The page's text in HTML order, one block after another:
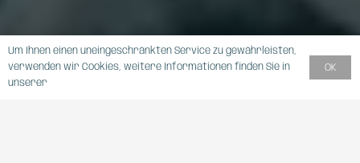
Um Ihnen einen uneingeschränkten Service zu gewährleisten,
verwenden wir Cookies, weitere Informationen finden Sie in
unserer
OK